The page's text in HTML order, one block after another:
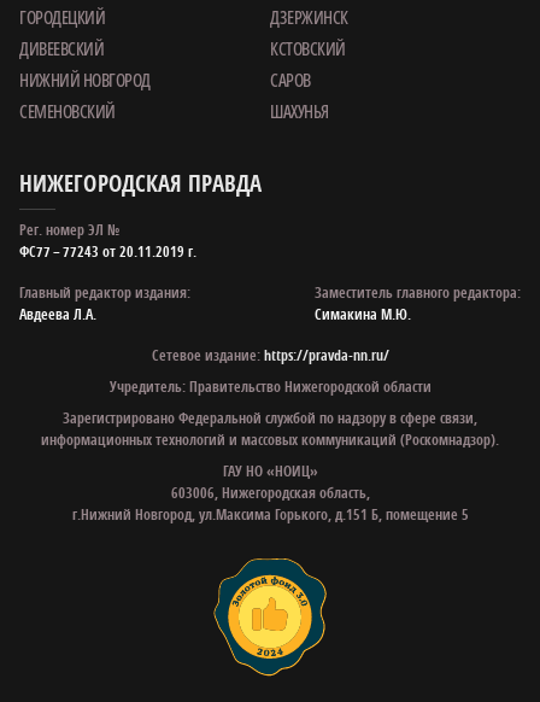
ГОРОДЕЦКИЙ
ДЗЕРЖИНСК
ДИВЕЕВСКИЙ
КСТОВСКИЙ
НИЖНИЙ НОВГОРОД
САРОВ
СЕМЕНОВСКИЙ
ШАХУНЬЯ
НИЖЕГОРОДСКАЯ ПРАВДА
Рег. номер ЭЛ №
ФС77 – 77243 от 20.11.2019 г.
Главный редактор издания:
Авдеева Л.А.
Заместитель главного редактора:
Симакина М.Ю.
Сетевое издание:https://pravda-nn.ru/
Учредитель: Правительство Нижегородской области
Зарегистрировано Федеральной службой по надзору в сфере связи,
информационных технологий и массовых коммуникаций (Роскомнадзор).
ГАУ НО «НОИЦ»
603006, Нижегородская область,
г.Нижний Новгород, ул.Максима Горького, д.151 Б, помещение 5